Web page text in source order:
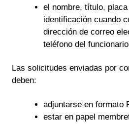
el nombre, título,
identificación cuando
dirección de correo
teléfono del
Las solicitudes enviadas por
deben:
adjuntarse en formato
estar en papel